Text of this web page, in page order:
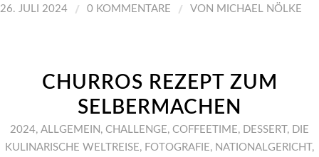
26. JULI 2024 / 0 KOMMENTARE / VON MICHAEL NÖLKE
CHURROS REZEPT ZUM
SELBERMACHEN
2024, ALLGEMEIN , CHALLENGE, COFFEETIME, DESSERT , DIE
KULINARISCHE WELTREISE, FOTOGRAFIE, NATIONALGERICHT ,